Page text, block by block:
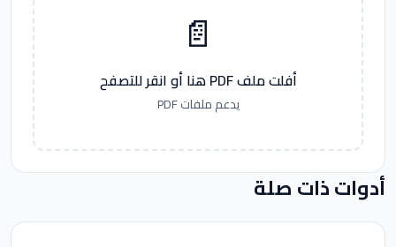
📄
أفلت ملف PDF هنا أو انقر للتصفح
يدعم ملفات PDF
أدوات ذات صلة